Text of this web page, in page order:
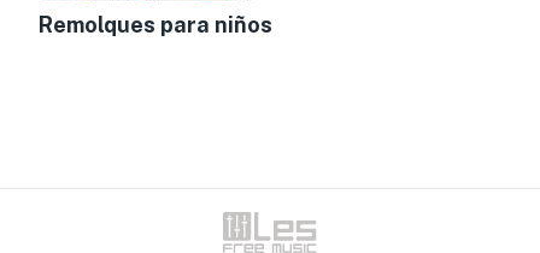
Remolques para niños